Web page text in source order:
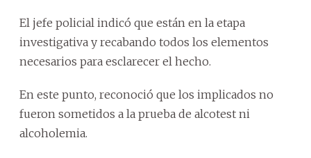
El jefe policial indicó que están en la etapa
investigativa y recabando todos los elementos
necesarios para esclarecer el hecho.
En este punto, reconoció que los implicados no
fueron sometidos a la prueba de alcotest ni
alcoholemia.